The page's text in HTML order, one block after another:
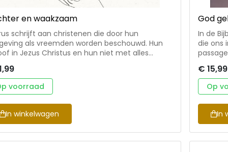
en waakzaam
schrijft aan christenen die door hun
als vreemden worden beschouwd. Hun
in Jezus Christus en hun niet met alles
tot spot en verdrukking. Petrus rust hen toe
zij met weerstand om moeten gaan en
kunnen geven van hun geloof. ‘Wees
want er is een geestelijke strijd gaande,
ook nuchter, Zijn Koninkrijk komt.’ Nu
ook in Nederland steeds vaker als
worden gezien, kunnen wij veel van deze
over de eerste brief
voorraad
In winkelwagen
God
In de
die ons
veel
deze
van het Woord
dit
€ 15,99
Op
In